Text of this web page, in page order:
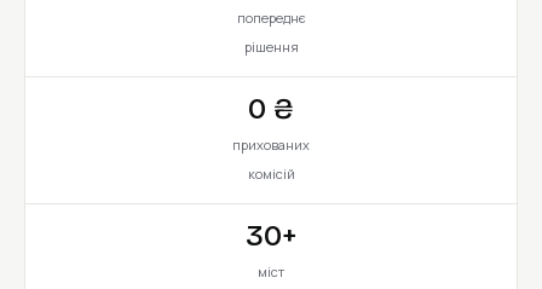
попереднє
рішення
0 ₴
прихованих
комісій
30+
міст